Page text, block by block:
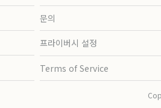
문의
프라이버시 설정
Terms of Service